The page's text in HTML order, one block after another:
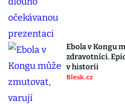
Ebola v Kongu
zdravotníci.
v historii
Blesk.cz